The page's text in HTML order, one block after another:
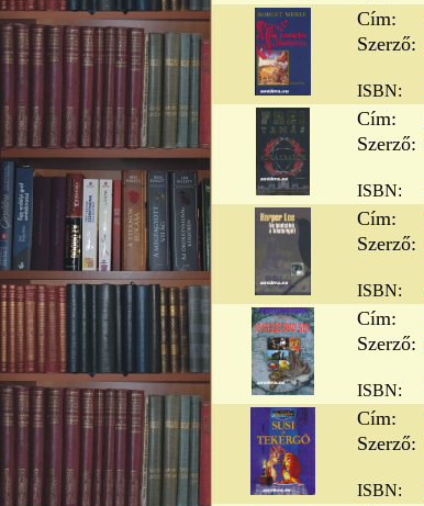
Cím:
Szerző:
ISBN:
Cím:
Szerző:
ISBN:
Cím:
Szerző:
ISBN:
Cím:
Szerző:
ISBN:
Cím:
Szerző:
ISBN: